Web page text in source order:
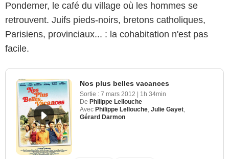
Pondemer, le café du village où les hommes se
retrouvent. Juifs pieds-noirs, bretons catholiques,
Parisiens, provinciaux... : la cohabitation n'est pas
facile.
Nos plus belles vacances
Sortie : 7 mars 2012
1h 34min
De Philippe Lellouche
Avec Philippe Lellouche, Julie Gayet,
Gérard Darmon